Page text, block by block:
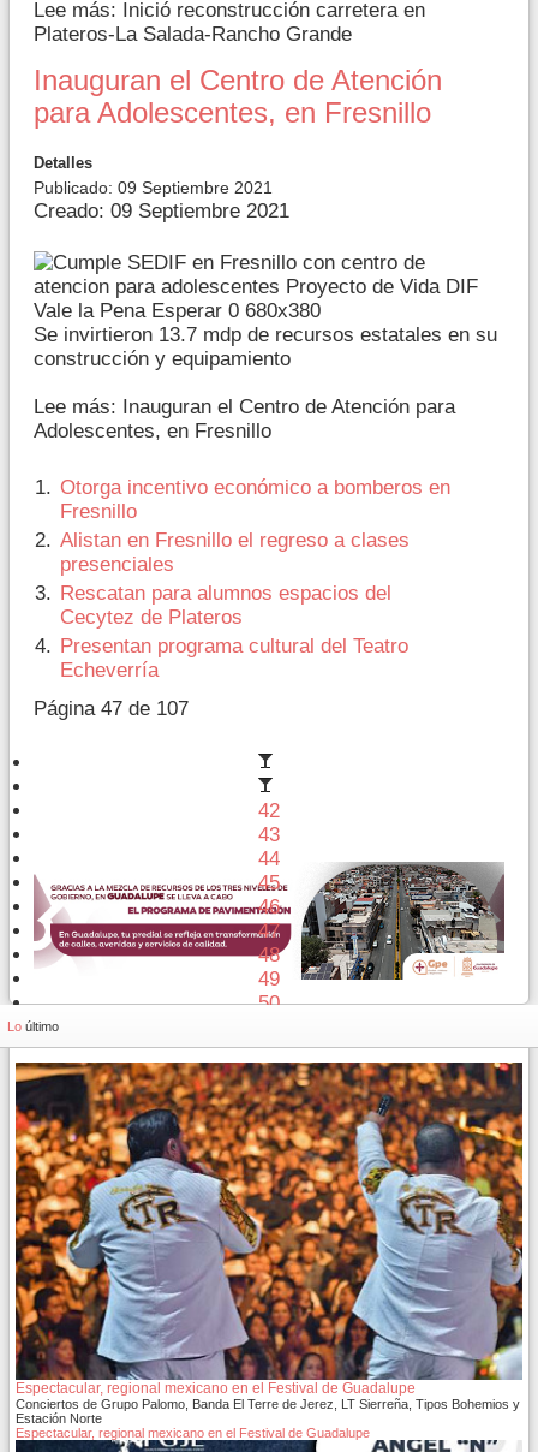
Lee más: Inició reconstrucción carretera en
Plateros-La Salada-Rancho Grande
Inauguran el Centro de Atención
para Adolescentes, en Fresnillo
Detalles
Publicado: 09 Septiembre 2021
Creado: 09 Septiembre 2021
Se invirtieron 13.7 mdp de recursos estatales en su
construcción y equipamiento
Lee más: Inauguran el Centro de Atención para
Adolescentes, en Fresnillo
Otorga incentivo económico a bomberos en
Fresnillo
Alistan en Fresnillo el regreso a clases
presenciales
Rescatan para alumnos espacios del
Cecytez de Plateros
Presentan programa cultural del Teatro
Echeverría
Página 47 de 107
42
43
44
45
46
47
48
49
50
Lo último
Espectacular, regional mexicano en el Festival de Guadalupe
Conciertos de Grupo Palomo, Banda El Terre de Jerez, LT Sierreña, Tipos Bohemios y
Estación Norte
Espectacular, regional mexicano en el Festival de Guadalupe